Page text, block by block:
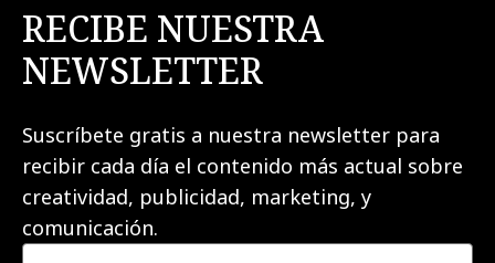
RECIBE NUESTRA
NEWSLETTER
Suscríbete gratis a nuestra newsletter para
recibir cada día el contenido más actual sobre
creatividad, publicidad, marketing, y
comunicación.